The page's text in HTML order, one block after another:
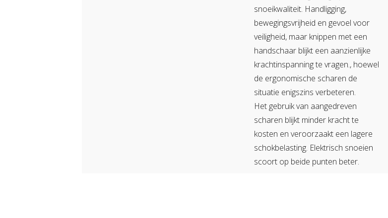
snoeikwaliteit. Handligging,
bewegingsvrijheid en gevoel voor
veiligheid, maar knippen met een
handschaar blijkt een aanzienlijke
krachtinspanning te vragen., hoewel
de ergonomische scharen de
situatie enigszins verbeteren.
Het gebruik van aangedreven
scharen blijkt minder kracht te
kosten en veroorzaakt een lagere
schokbelasting. Elektrisch snoeien
scoort op beide punten beter.